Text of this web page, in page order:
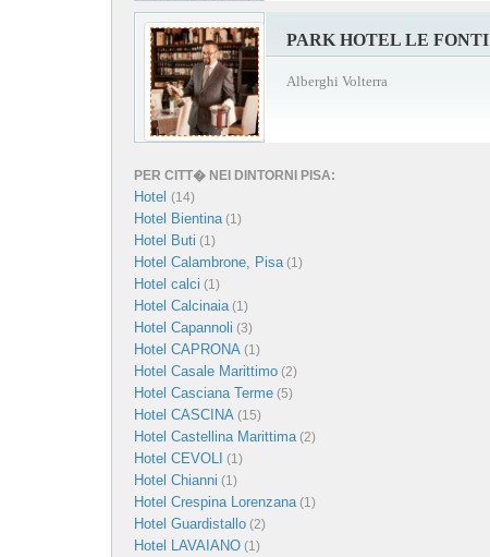
PARK HOTEL LE FONTI
Alberghi Volterra
PER CITT� NEI DINTORNI PISA:
Hotel (14)
Hotel Bientina(1)
Hotel Buti (1)
Hotel Calambrone, Pisa(1)
Hotel calci (1)
Hotel Calcinaia(1)
Hotel Capannoli (3)
Hotel CAPRONA (1)
Hotel Casale Marittimo (2)
Hotel Casciana Terme (5)
Hotel CASCINA (15)
Hotel Castellina Marittima(2)
Hotel CEVOLI (1)
Hotel Chianni (1)
Hotel Crespina Lorenzana(1)
Hotel Guardistallo (2)
Hotel LAVAIANO (1)